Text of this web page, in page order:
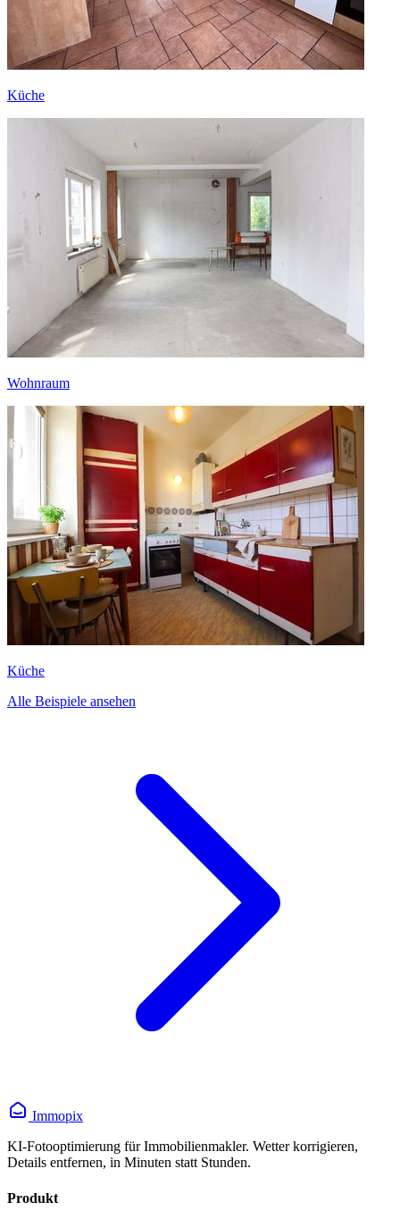
Küche
Wohnraum
Küche
Alle Beispiele ansehen
Immopix
KI-Fotooptimierung für Immobilienmakler. Wetter korrigieren,
Details entfernen, in Minuten statt Stunden.
Produkt